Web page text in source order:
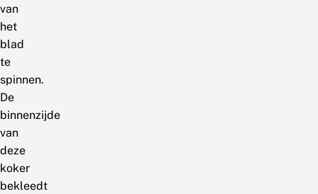
van
het
blad
te
spinnen.
De
binnenzijde
van
deze
koker
bekleedt